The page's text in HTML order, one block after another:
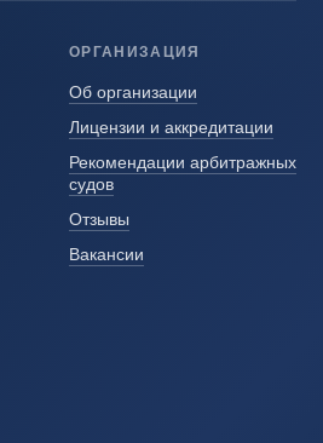
ОРГАНИЗАЦИЯ
Об организации
Лицензии и аккредитации
Рекомендации арбитражных
судов
Отзывы
Вакансии